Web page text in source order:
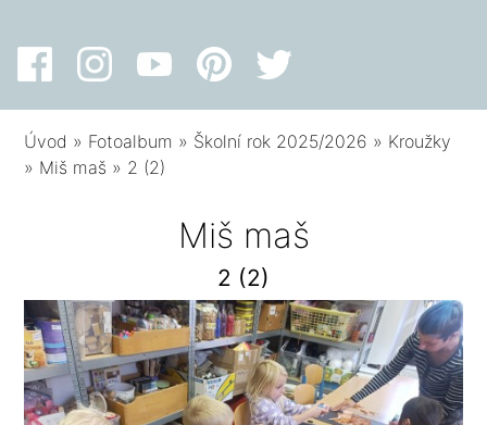
Úvod » Fotoalbum » Školní rok 2025/2026 » Kroužky
» Miš maš » 2 (2)
Miš maš
2 (2)